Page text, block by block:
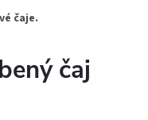
čaje.
čaj